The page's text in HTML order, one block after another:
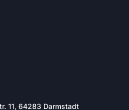
11, 64283 Darmstadt